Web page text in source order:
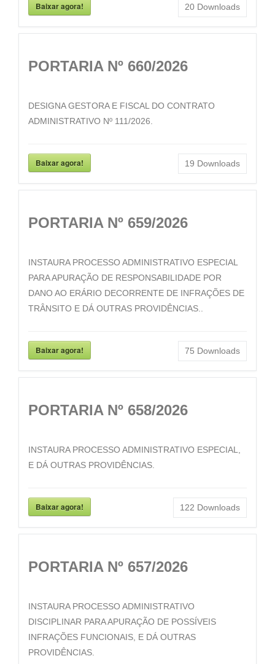
Baixar agora! 20 Downloads
PORTARIA Nº 660/2026
DESIGNA GESTORA E FISCAL DO CONTRATO
ADMINISTRATIVO Nº 111/2026.
Baixar agora! 19 Downloads
PORTARIA Nº 659/2026
INSTAURA PROCESSO ADMINISTRATIVO ESPECIAL
PARA APURAÇÃO DE RESPONSABILIDADE POR
DANO AO ERÁRIO DECORRENTE DE INFRAÇÕES DE
TRÂNSITO E DÁ OUTRAS PROVIDÊNCIAS..
Baixar agora! 75 Downloads
PORTARIA Nº 658/2026
INSTAURA PROCESSO ADMINISTRATIVO ESPECIAL,
E DÁ OUTRAS PROVIDÊNCIAS.
Baixar agora! 122 Downloads
PORTARIA Nº 657/2026
INSTAURA PROCESSO ADMINISTRATIVO
DISCIPLINAR PARA APURAÇÃO DE POSSÍVEIS
INFRAÇÕES FUNCIONAIS, E DÁ OUTRAS
PROVIDÊNCIAS.